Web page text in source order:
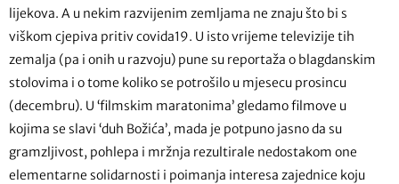
lijekova. A u nekim razvijenim zemljama ne znaju što bi s
viškom cjepiva pritiv covida19. U isto vrijeme televizije tih
zemalja (pa i onih u razvoju) pune su reportaža o blagdanskim
stolovima i o tome koliko se potrošilo u mjesecu prosincu
(decembru). U ‘filmskim maratonima’ gledamo filmove u
kojima se slavi ‘duh Božića’, mada je potpuno jasno da su
gramzljivost, pohlepa i mržnja rezultirale nedostakom one
elementarne solidarnosti i poimanja interesa zajednice koju